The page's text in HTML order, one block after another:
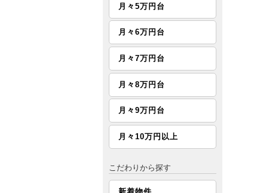
月々5万円台
月々6万円台
月々7万円台
月々8万円台
月々9万円台
月々10万円以上
こだわりから探す